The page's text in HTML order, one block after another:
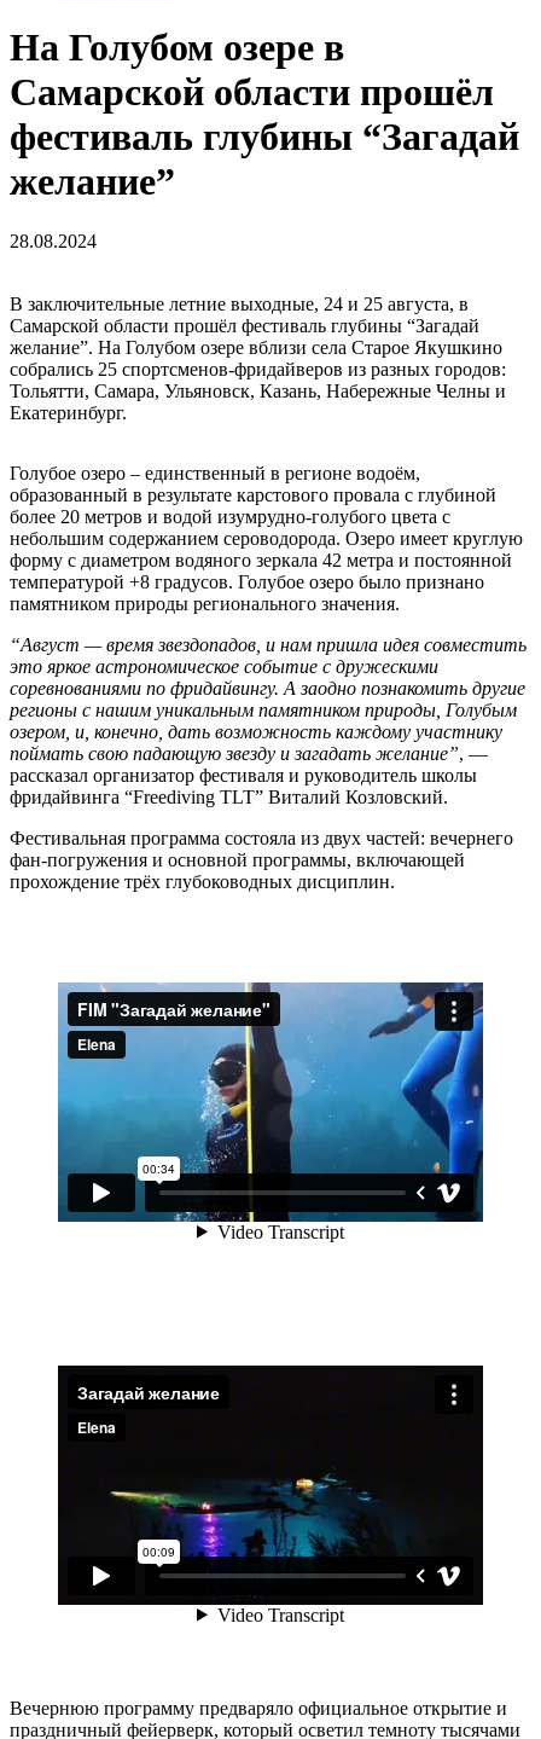
На Голубом озере в
Самарской области прошёл
фестиваль глубины “Загадай
желание”
28.08.2024
В заключительные летние выходные, 24 и 25 августа, в
Самарской области прошёл фестиваль глубины “Загадай
желание”. На Голубом озере вблизи села Старое Якушкино
собрались 25 спортсменов-фридайверов из разных городов:
Тольятти, Самара, Ульяновск, Казань, Набережные Челны и
Екатеринбург.
Голубое озеро – единственный в регионе водоём,
образованный в результате карстового провала с глубиной
более 20 метров и водой изумрудно-голубого цвета с
небольшим содержанием сероводорода. Озеро имеет круглую
форму с диаметром водяного зеркала 42 метра и постоянной
температурой +8 градусов. Голубое озеро было признано
памятником природы регионального значения.
“Август — время звездопадов, и нам пришла идея совместить
это яркое астрономическое событие с дружескими
соревнованиями по фридайвингу. А заодно познакомить другие
регионы с нашим уникальным памятником природы, Голубым
озером, и, конечно, дать возможность каждому участнику
поймать свою падающую звезду и загадать желание”, —
рассказал организатор фестиваля и руководитель школы
фридайвинга “Freediving TLT” Виталий Козловский.
Фестивальная программа состояла из двух частей: вечернего
фан-погружения и основной программы, включающей
прохождение трёх глубоководных дисциплин.
Вечернюю программу предваряло официальное открытие и
праздничный фейерверк, который осветил темноту тысячами